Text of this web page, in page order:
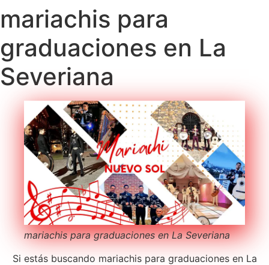
mariachis para
graduaciones en La
Severiana
mariachis para graduaciones en La Severiana
Si estás buscando mariachis para graduaciones en La